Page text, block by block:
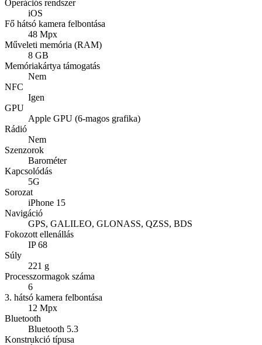
Operációs rendszer
iOS
Fő hátsó kamera felbontása
48 Mpx
Műveleti memória (RAM)
8 GB
Memóriakártya támogatás
Nem
NFC
Igen
GPU
Apple GPU (6-magos grafika)
Rádió
Nem
Szenzorok
Barométer
Kapcsolódás
5G
Sorozat
iPhone 15
Navigáció
GPS, GALILEO, GLONASS, QZSS, BDS
Fokozott ellenállás
IP 68
Súly
221 g
Processzormagok száma
6
3. hátsó kamera felbontása
12 Mpx
Bluetooth
Bluetooth 5.3
Konstrukció típusa